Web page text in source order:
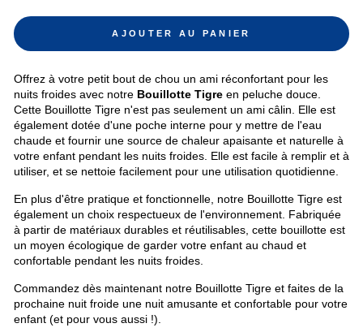
AJOUTER AU PANIER
Offrez à votre petit bout de chou un ami réconfortant pour les
nuits froides avec notre Bouillotte Tigre en peluche douce.
Cette Bouillotte Tigre n'est pas seulement un ami câlin. Elle est
également dotée d'une poche interne pour y mettre de l'eau
chaude et fournir une source de chaleur apaisante et naturelle à
votre enfant pendant les nuits froides. Elle est facile à remplir et à
utiliser, et se nettoie facilement pour une utilisation quotidienne.
En plus d'être pratique et fonctionnelle, notre Bouillotte Tigre est
également un choix respectueux de l'environnement. Fabriquée
à partir de matériaux durables et réutilisables, cette bouillotte est
un moyen écologique de garder votre enfant au chaud et
confortable pendant les nuits froides.
Commandez dès maintenant notre Bouillotte Tigre et faites de la
prochaine nuit froide une nuit amusante et confortable pour votre
enfant (et pour vous aussi !).